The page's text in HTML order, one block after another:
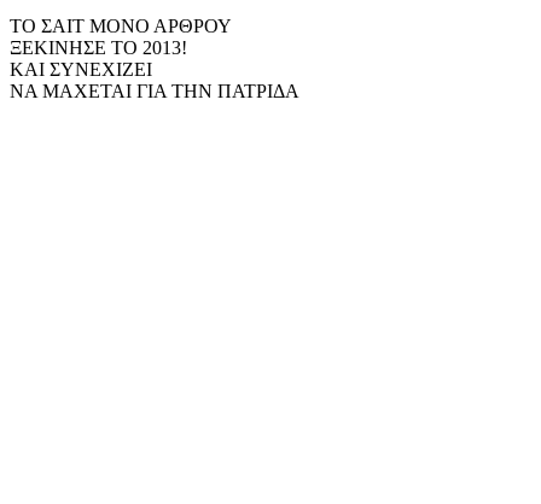
ΤΟ ΣΑΙΤ ΜΟΝΟ ΑΡΘΡΟΥ
ΞΕΚΙΝΗΣΕ ΤΟ 2013!
ΚΑΙ ΣΥΝΕΧΙΖΕΙ
ΝΑ ΜΑΧΕΤΑΙ ΓΙΑ ΤΗΝ ΠΑΤΡΙΔΑ